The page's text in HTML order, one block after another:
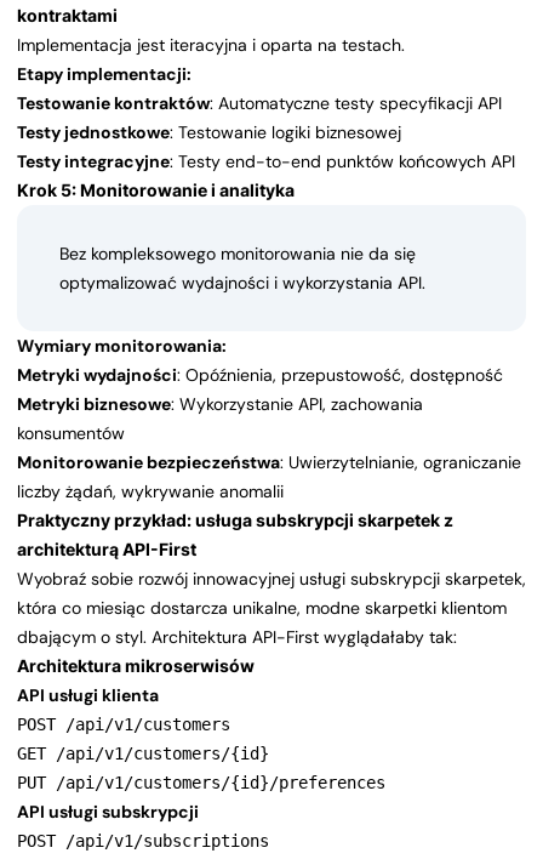
kontraktami
Implementacja jest iteracyjna i oparta na testach.
Etapy implementacji:
Testowanie kontraktów: Automatyczne testy specyfikacji API
Testy jednostkowe: Testowanie logiki biznesowej
Testy integracyjne: Testy end-to-end punktów końcowych API
Krok 5: Monitorowanie i analityka
Bez kompleksowego monitorowania nie da się
optymalizować wydajności i wykorzystania API.
Wymiary monitorowania:
Metryki wydajności: Opóźnienia, przepustowość, dostępność
Metryki biznesowe: Wykorzystanie API, zachowania
konsumentów
Monitorowanie bezpieczeństwa: Uwierzytelnianie, ograniczanie
liczby żądań, wykrywanie anomalii
Praktyczny przykład: usługa subskrypcji skarpetek z
architekturą API-First
Wyobraź sobie rozwój innowacyjnej usługi subskrypcji skarpetek,
która co miesiąc dostarcza unikalne, modne skarpetki klientom
dbającym o styl. Architektura API-First wyglądałaby tak:
Architektura mikroserwisów
API usługi klienta
POST /api/v1/customers
GET /api/v1/customers/{id}
PUT /api/v1/customers/{id}/preferences
API usługi subskrypcji
POST /api/v1/subscriptions